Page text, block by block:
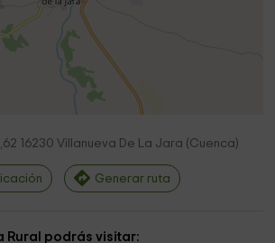
16230 Villanueva De La Jara (Cuenca)
Generar ruta
Rural podrás visitar: